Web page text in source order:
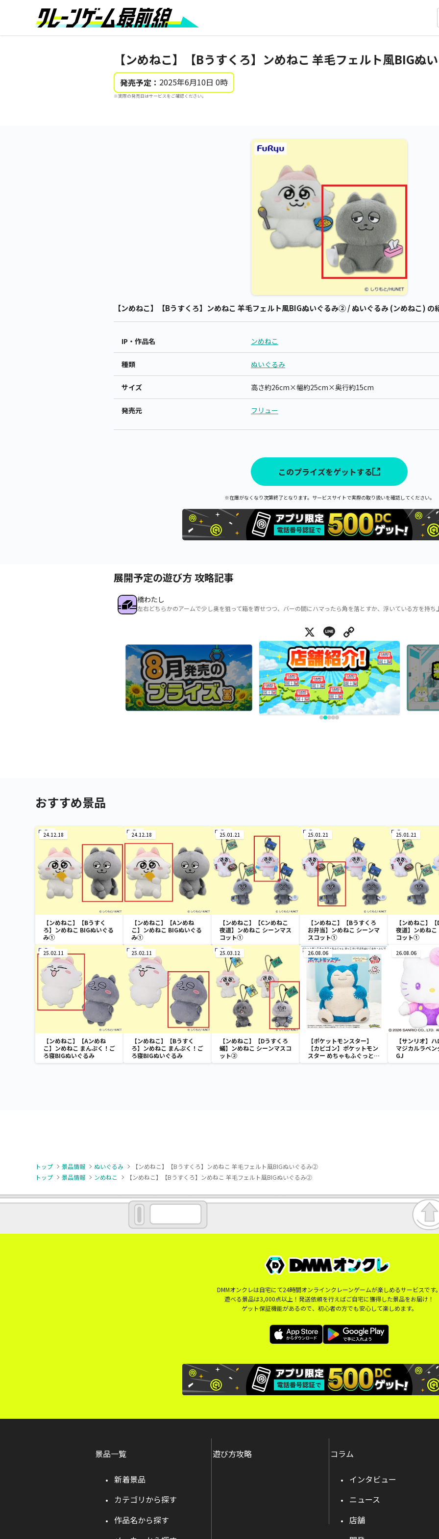
【ンめねこ】【Bうすくろ】ンめねこ 羊毛フェルト風BIGぬ
発売予定： 2025年6月10日 0時
※実際の発売日はサービスをご確認ください。
【ンめねこ】【Bうすくろ】ンめねこ 羊毛フェルト風BIGぬいぐるみ② / ぬいぐるみ (ンめねこ) の
IP・作品名 ンめねこ
種類 ぬいぐるみ
サイズ 高さ約26cm×幅約25cm×奥行約15cm
発売元 フリュー
このプライズをゲットする
※在庫がなくなり次第終了となります。サービスサイトで実際の取り扱いを確認してください。
展開予定の遊び方 攻略記事
橋わたし
左右どちらかのアームで少し奥を狙って箱を寄せつつ、バーの間にハマったら角を落とすか、浮いている方を持
X Line
おすすめ景品
24.12.18
【ンめねこ】【Bうすく
ろ】ンめねこ BIGぬいぐる
み①
24.12.18
【ンめねこ】【Aンめね
こ】ンめねこ BIGぬいぐる
み①
25.01.21
【ンめねこ】【Cンめねこ
夜道】ンめねこ シーンマス
コット①
25.01.21
【ンめねこ】【Bうすくろ
お弁当】ンめねこ シーンマ
スコット①
25.01.21
【ンめねこ】
夜道】ンめねこ
コット①
25.02.11
【ンめねこ】【Aンめね
こ】ンめねこ まんぷく！ご
ろ寝BIGぬいぐるみ
25.02.11
【ンめねこ】【Bうすく
ろ】ンめねこ まんぷく！ご
ろ寝BIGぬいぐるみ
25.03.12
【ンめねこ】【Dうすくろ
蟻】ンめねこ シーンマスコ
ット②
26.08.06
【ポケットモンスター】
【カビゴン】ポケットモン
スター めちゃもふぐっと
ほっこりいやされぬいぐる
26.08.06
【サンリオ】
マジカルラベ
GJ
トップ 景品情報 ぬいぐるみ
【ンめねこ】【Bうすくろ】ンめねこ 羊毛フェルト風BIGぬいぐるみ②
トップ
景品情報 ンめねこ 【ンめねこ】【Bうすくろ】ンめねこ 羊毛フェルト風BIGぬいぐるみ②
DMMオンクレは自宅にて24時間オンラインクレーンゲームが楽しめるサービスです
遊べる景品は3,000点以上！発送依頼を行えばご自宅に獲得した景品をお届け！
ゲット保証機能があるので、初心者の方でも安心して楽しめます。
景品一覧
新着景品
カテゴリから探す
作品名から探す
遊び方攻略 コラム
インタビュー
ニュース
店舗